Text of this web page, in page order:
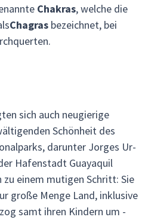
Chakras, welche die
Chagras bezeichnet, bei
sich auch neugierige
Schönheit des
darunter Jorges Ur-
Hafenstadt Guayaquil
einem mutigen Schritt: Sie
große Menge Land, inklusive
samt ihren Kindern um -